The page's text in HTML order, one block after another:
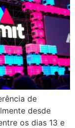
de
desde
os dias 13 e